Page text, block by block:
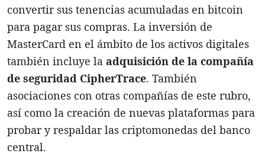
convertir sus tenencias acumuladas en bitcoin
para pagar sus compras. La inversión de
MasterCard en el ámbito de los activos digitales
también incluye la adquisición de la compañía
de seguridad CipherTrace. También
asociaciones con otras compañías de este rubro,
así como la creación de nuevas plataformas para
probar y respaldar las criptomonedas del banco
central.